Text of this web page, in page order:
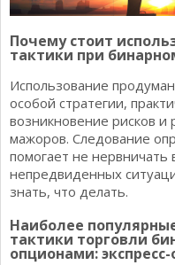
Почему стоит
тактики при
Использование
особой стратегии,
возникновение рисков и
мажоров. Следование
помогает не нервничать
непредвиденных
знать, что делать.
Наиболее
тактики торговли
опционами: экспресс-